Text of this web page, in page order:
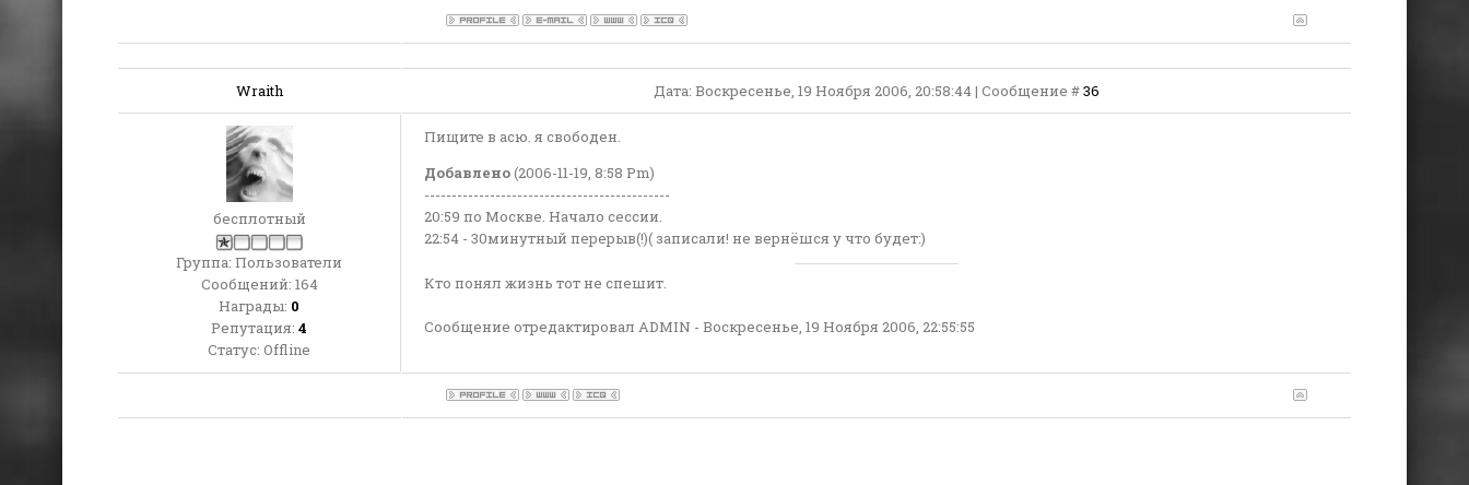
Wraith Дата: Воскресенье, 19 Ноября 2006, 20:58:44 | Сообщение #36
бесплотный
Группа: Пользователи
Сообщений: 164
Награды: 0
Репутация: 4
Статус: Offline
Пищите в асю. я свободен.
Добавлено(2006-11-19, 8:58 Pm)
---------------------------------------------
20:59 по Москве. Начало сессии.
22:54 - 30минутный перерыв(!)( записали! не вернёшся у что будет:)
Кто понял жизнь тот не спешит.
Сообщение отредактировал ADMIN - Воскресенье, 19 Ноября 2006, 22:55:55